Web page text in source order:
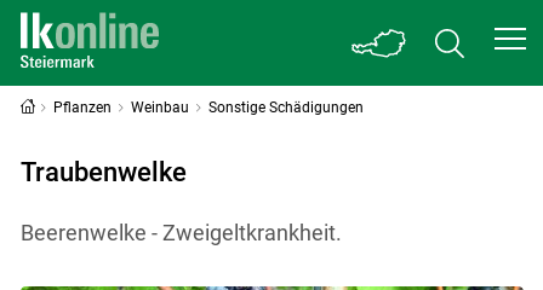
Pflanzen Weinbau Sonstige Schädigungen
Traubenwelke
Beerenwelke - Zweigeltkrankheit.